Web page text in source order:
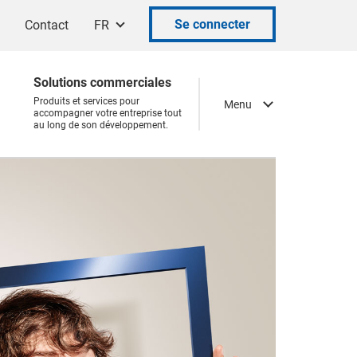
Contact FR Se connecter
Menu
Solutions commerciales
Produits et services pour
accompagner votre entreprise tout
au long de son développement.